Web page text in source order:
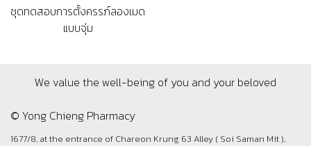
ชุดทดสอบการตั้งครรภ์ลองเมด
แบบจุ่ม
We value the well-being of you and your beloved
© Yong Chieng Pharmacy
1677/8, at the entrance of Chareon Krung 63 Alley ( Soi Saman Mit ),